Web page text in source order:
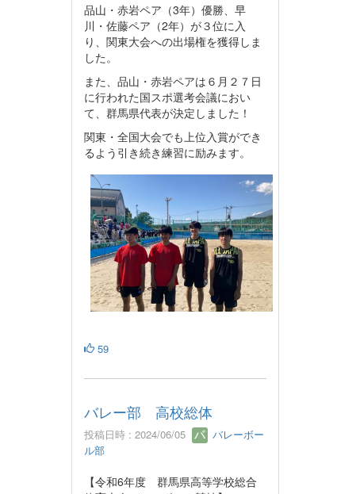
品山・赤岩ペア（3年）優勝、早
川・佐藤ペア（2年）が３位に入
り、関東大会への出場権を獲得しま
した。
また、品山・赤岩ペアは６月２７日
に行われた国スポ選考会議におい
て、群馬県代表が決定しました！
関東・全国大会でも上位入賞ができ
るよう引き続き練習に励みます。
59
バレー部 高校総体
投稿日時 : 2024/06/05
バレーボー
ル部
【令和6年度 群馬県高等学校総合